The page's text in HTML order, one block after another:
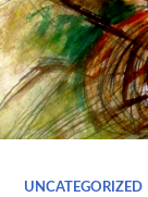
UNCATEGORIZED